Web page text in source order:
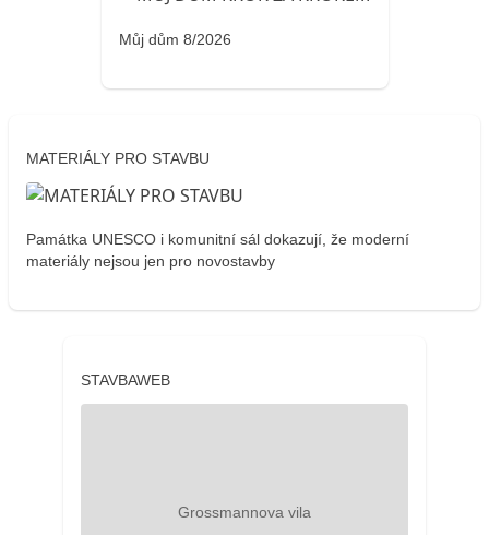
Můj dům 8/2026
MATERIÁLY PRO STAVBU
Památka UNESCO i komunitní sál dokazují, že moderní
materiály nejsou jen pro novostavby
STAVBAWEB